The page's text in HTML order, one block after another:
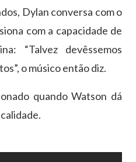
Dylan conversa com o
com a capacidade de
“Talvez devêssemos
o músico então diz.
quando Watson dá